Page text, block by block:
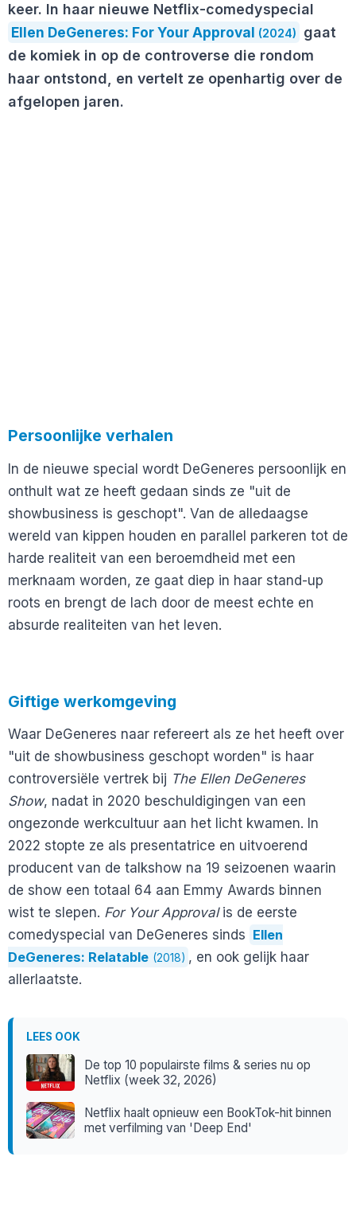
keer. In haar nieuwe Netflix-comedyspecial
Ellen DeGeneres: For Your Approval (2024)
gaat
de komiek in op de controverse die rondom
haar ontstond, en vertelt ze openhartig over de
afgelopen jaren.
Persoonlijke verhalen
In de nieuwe special wordt DeGeneres persoonlijk en
onthult wat ze heeft gedaan sinds ze "uit de
showbusiness is geschopt". Van de alledaagse
wereld van kippen houden en parallel parkeren tot de
harde realiteit van een beroemdheid met een
merknaam worden, ze gaat diep in haar stand-up
roots en brengt de lach door de meest echte en
absurde realiteiten van het leven.
Giftige werkomgeving
Waar DeGeneres naar refereert als ze het heeft over
"uit de showbusiness geschopt worden" is haar
controversiële vertrek bij The Ellen DeGeneres
Show, nadat in 2020 beschuldigingen van een
ongezonde werkcultuur aan het licht kwamen. In
2022 stopte ze als presentatrice en uitvoerend
producent van de talkshow na 19 seizoenen waarin
de show een totaal 64 aan Emmy Awards binnen
wist te slepen. For Your Approvalis de eerste
comedyspecial van DeGeneres sinds Ellen
DeGeneres: Relatable (2018) , en ook gelijk haar
allerlaatste.
LEES OOK
De top 10 populairste films & series nu op
Netflix (week 32, 2026)
Netflix haalt opnieuw een BookTok-hit binnen
met verfilming van 'Deep End'